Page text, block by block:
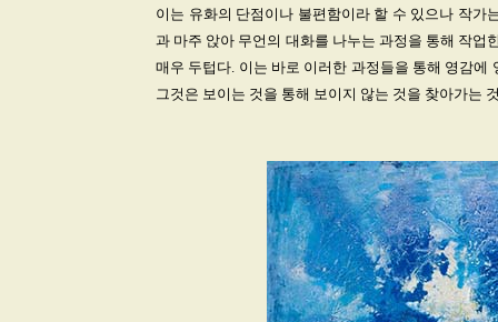
이는 유화의 단점이나 불편함이라 할 수 있으나 작가
과 마주 앉아 무언의 대화를 나누는 과정을 통해 작업
매우 두텁다. 이는 바로 이러한 과정들을 통해 영감
그것은 보이는 것을 통해 보이지 않는 것을 찾아가는